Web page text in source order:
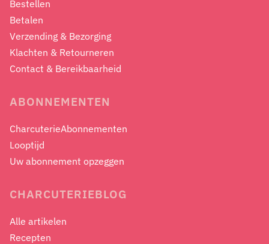
Bestellen
Betalen
Verzending & Bezorging
Klachten & Retourneren
Contact & Bereikbaarheid
ABONNEMENTEN
CharcuterieAbonnementen
Looptijd
Uw abonnement opzeggen
CHARCUTERIEBLOG
Alle artikelen
Recepten